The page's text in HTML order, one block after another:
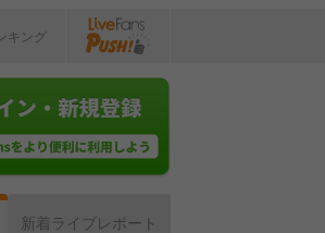
キング
新着ライブレポート